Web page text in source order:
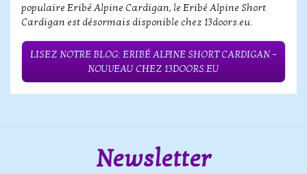
populaire Eribé Alpine Cardigan, le Eribé Alpine Short
Cardigan est désormais disponible chez 13doors.eu.
LISEZ NOTRE BLOG: ERIBÉ ALPINE SHORT CARDIGAN –
NOUVEAU CHEZ 13DOORS.EU
Newsletter